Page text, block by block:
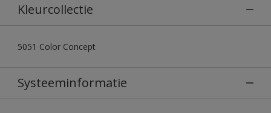
Kleurcollectie
5051 Color Concept
Systeeminformatie